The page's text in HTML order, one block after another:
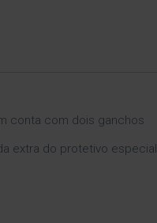
conta com dois ganchos
extra do protetivo especial